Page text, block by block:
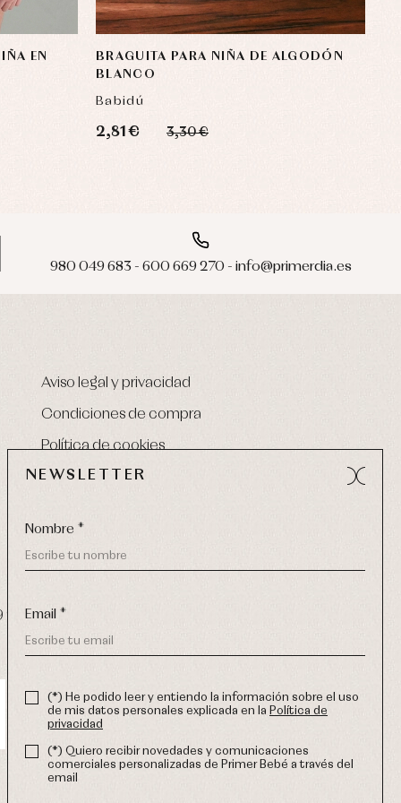
EN
BRAGUITA PARA NIÑA DE ALGODÓN
BLANCO
Babidú
2,81 € 3,30 €
980 049 683 - 600 669 270 - info@primerdia.es
Aviso legal y privacidad
Condiciones de compra
Política de cookies
270-email:
NEWSLETTER
Nombre *
Email *
(*) He podido leer y entiendo la información sobre el uso
de mis datos personales explicada en la Política de
privacidad
(*) Quiero recibir novedades y comunicaciones
comerciales personalizadas de Primer Bebé a través del
email